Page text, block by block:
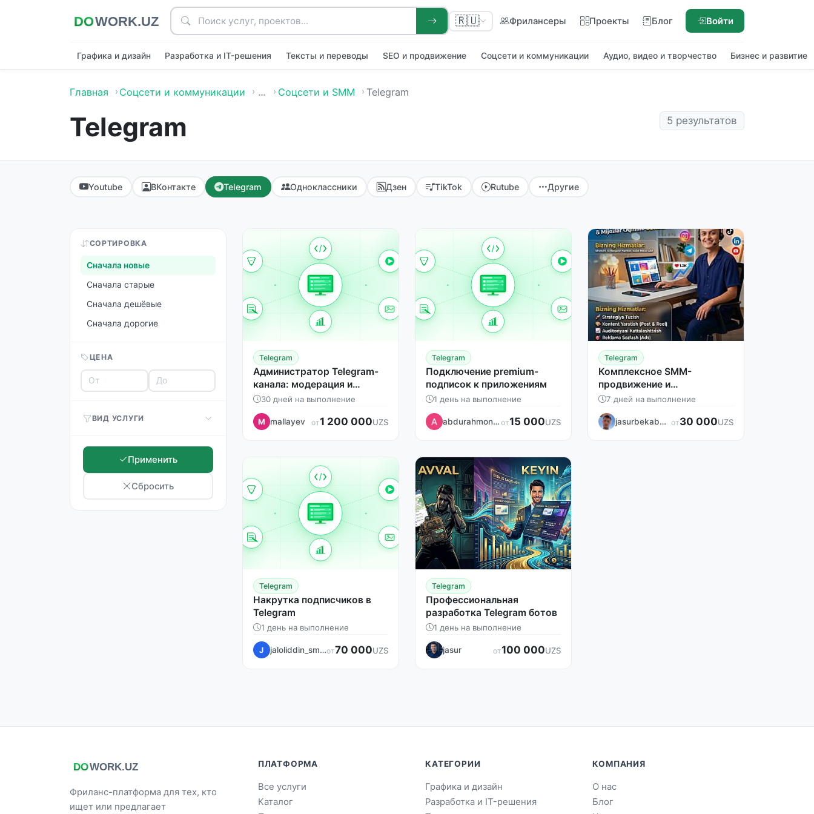
🇷🇺 Фрилансеры Проекты Блог Войти
Графика и дизайн Разработка и IT-решения Тексты и переводы SEO и продвижение Соцсети и коммуникации Аудио, видео и творчество Бизнес и развитие
Главная Соцсети и коммуникации … Соцсети и SMM Telegram
Telegram 5 результатов
Youtube ВКонтакте Telegram Одноклассники Дзен TikTok Rutube Другие
СОРТИРОВКА
Сначала новые
Сначала старые
Сначала дешёвые
Сначала дорогие
ЦЕНА
ВИД УСЛУГИ
Применить
Сбросить
Telegram
Администратор Telegram-
канала: модерация и
порядок
30 дней на выполнение
M mallayev от1 200 000UZS
Telegram
Подключение premium-
подписок к приложениям
1 день на выполнение
abdurahmonlatifjonov от15 000UZS
Telegram
Комплексное SMM-
продвижение и
таргетированная реклама
7 дней на выполнение
jasurbekabdullayev от30 000UZS
Telegram
Накрутка подписчиков в
Telegram
1 день на выполнение
J jaloliddin_smmот70 000UZS
Telegram
Профессиональная
разработка Telegram ботов
1 день на выполнение
jasur от100 000UZS
Фриланс-платформа для тех, кто
ищет или предлагает
ПЛАТФОРМА
Все услуги
Каталог
КАТЕГОРИИ
Графика и дизайн
Разработка и IT-решения
КОМПАНИЯ
О нас
Блог